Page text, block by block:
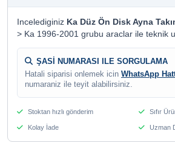
Incelediginiz Ka Düz Ön Disk Ayna
> Ka 1996-2001 grubu araclar ile teknik
ŞASİ NUMARASI ILE SORGULAMA
Hatali siparisi onlemek icin WhatsApp
numaraniz ile teyit alabilirsiniz.
Stoktan hızlı gönderim Sıfır
Kolay İade Uzman